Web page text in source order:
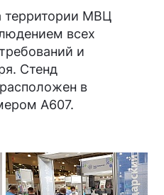
территории МВЦ
всех
и
Стенд
в
А607.